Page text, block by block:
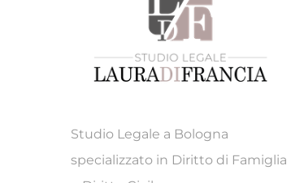
Studio Legale a Bologna
specializzato in Diritto di Famiglia